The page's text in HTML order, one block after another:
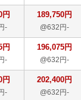
円
-
189,750円
@632円-
円
-
196,075円
@632円-
円
-
202,400円
@632円-